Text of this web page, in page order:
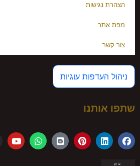
הצהרת נגישות
מפת אתר
צור קשר
ניהול העדפות עוגיות
שתפו אותנו